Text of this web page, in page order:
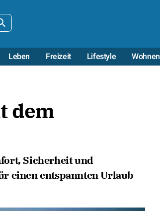
Leben Freizeit Lifestyle Wohnen
dem
Sicherheit und
einen entspannten Urlaub